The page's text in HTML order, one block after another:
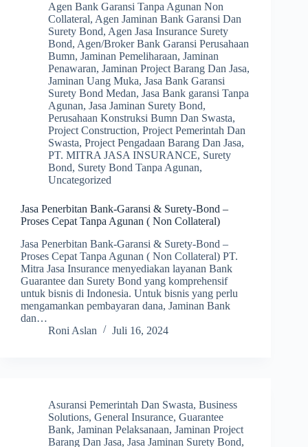
Agen Bank Garansi Tanpa Agunan Non
Collateral, Agen Jaminan Bank Garansi Dan
Surety Bond, Agen Jasa Insurance Surety
Bond, Agen/Broker Bank Garansi Perusahaan
Bumn, Jaminan Pemeliharaan, Jaminan
Penawaran, Jaminan Project Barang Dan Jasa,
Jaminan Uang Muka, Jasa Bank Garansi
Surety Bond Medan, Jasa Bank garansi Tanpa
Agunan, Jasa Jaminan Surety Bond,
Perusahaan Konstruksi Bumn Dan Swasta,
Project Construction, Project Pemerintah Dan
Swasta, Project Pengadaan Barang Dan Jasa,
PT. MITRA JASA INSURANCE, Surety
Bond, Surety Bond Tanpa Agunan,
Uncategorized
Jasa Penerbitan Bank-Garansi & Surety-Bond –
Proses Cepat Tanpa Agunan ( Non Collateral)
Jasa Penerbitan Bank-Garansi & Surety-Bond –
Proses Cepat Tanpa Agunan ( Non Collateral) PT.
Mitra Jasa Insurance menyediakan layanan Bank
Guarantee dan Surety Bond yang komprehensif
untuk bisnis di Indonesia. Untuk bisnis yang perlu
mengamankan pembayaran dana, Jaminan Bank
dan…
Roni Aslan
Juli 16, 2024
Asuransi Pemerintah Dan Swasta, Business
Solutions, General Insurance, Guarantee
Bank, Jaminan Pelaksanaan, Jaminan Project
Barang Dan Jasa, Jasa Jaminan Surety Bond,